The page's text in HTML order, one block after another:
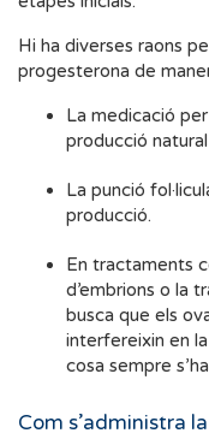
Hi ha diverses raons
progesterona de
La medicació
producció
La punció
producció.
En tractaments
d’embrions o la
busca que els
interfereixin en
cosa sempre
Com s’administra